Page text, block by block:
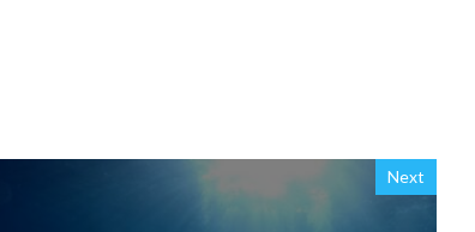
Next